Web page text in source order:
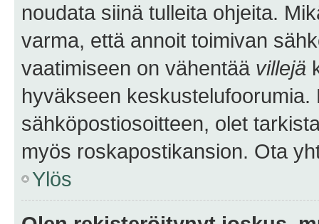
noudata siinä tulleita ohjeita.
varma, että annoit toimivan
vaatimiseen on vähentää villejä
hyväkseen
sähköpostiosoitteen, olet
myös roskapostikansion. Ota
Ylös